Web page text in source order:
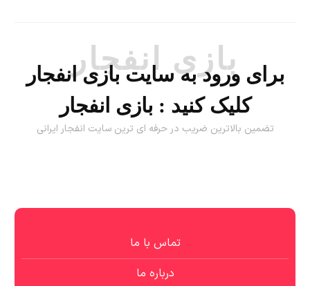
بازی انفجار
برای ورود به سایت بازی انفجار
کلیک کنید : بازی انفجار
تضمین بالاترین ضریب در حرفه ای ترین سایت انفجار ایرانی
تماس با ما
درباره ما